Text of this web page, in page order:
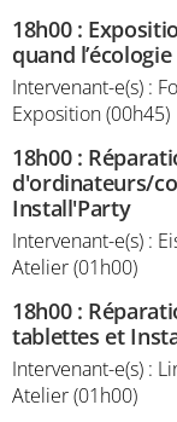
18h00:
quand
Intervenant-e(s) :
Exposition (00h45)
18h00:
d'ordinateurs/
Install'Party
Intervenant-e(s) :
Atelier (01h00)
18h00:
tablettes et
Intervenant-e(s) :
Atelier (01h00)